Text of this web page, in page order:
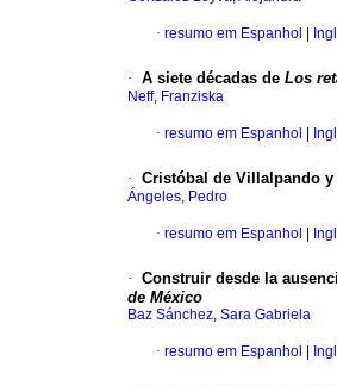
· resumo em Espanhol
· A siete décadas de Los
Neff, Franziska
· resumo em Espanhol
· Cristóbal de Villalpando
Ángeles, Pedro
· resumo em Espanhol
· Construir desde la
de México
Baz Sánchez, Sara Gabriela
· resumo em Espanhol